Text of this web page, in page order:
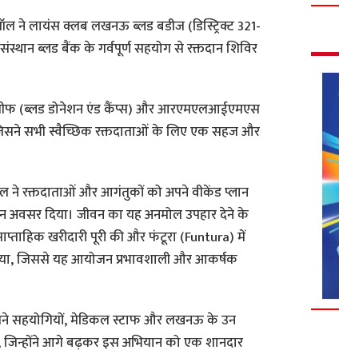
ने लायंस क्लब लखनऊ ब्लड बडीज (डिस्ट्रिक्ट 321-
संस्थान ब्लड बैंक के गर्वपूर्ण सहयोग से रक्तदान शिविर
(ब्लड डोनेशन एंड कैंप्स) और आरएमएलआईएमएस
सभी स्वैच्छिक रक्तदाताओं के लिए एक सहज और
ने रक्तदाताओं और आगंतुकों को अपने वीकेंड प्लान
दिया। जीवन का यह अनमोल उपहार देने के
खरीदारी पूरी की और फंटूरा (Funtura) में
जिससे यह आयोजन प्रभावशाली और आकर्षक
सहयोगियों, मेडिकल स्टाफ और लखनऊ के उन
जिन्होंने आगे बढ़कर इस अभियान को एक शानदार